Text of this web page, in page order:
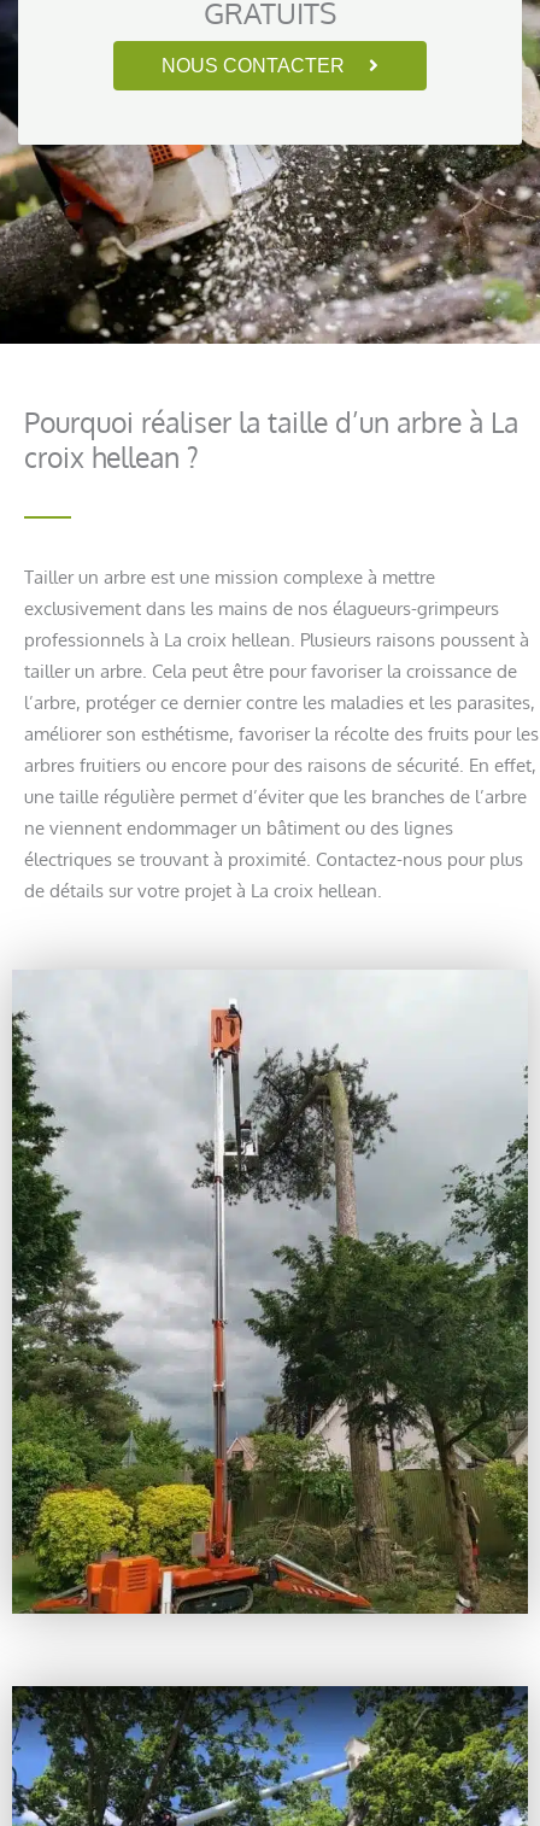
GRATUITS
NOUS CONTACTER
Pourquoi réaliser la taille d’un arbre à La
croix hellean ?
Tailler un arbre est une mission complexe à mettre
exclusivement dans les mains de nos élagueurs-grimpeurs
professionnels à La croix hellean. Plusieurs raisons poussent à
tailler un arbre. Cela peut être pour favoriser la croissance de
l’arbre, protéger ce dernier contre les maladies et les parasites,
améliorer son esthétisme, favoriser la récolte des fruits pour les
arbres fruitiers ou encore pour des raisons de sécurité. En effet,
une taille régulière permet d’éviter que les branches de l’arbre
ne viennent endommager un bâtiment ou des lignes
électriques se trouvant à proximité. Contactez-nous pour plus
de détails sur votre projet à La croix hellean.